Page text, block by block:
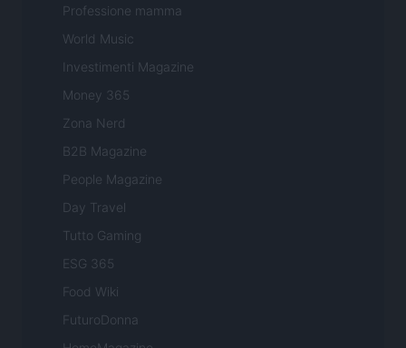
Professione mamma
World Music
Investimenti Magazine
Money 365
Zona Nerd
B2B Magazine
People Magazine
Day Travel
Tutto Gaming
ESG 365
Food Wiki
FuturoDonna